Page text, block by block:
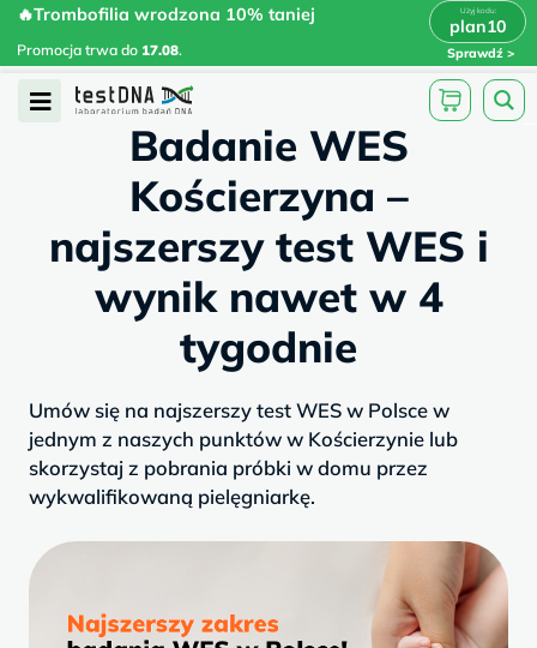
Skip
content
🔥Trombofilia wrodzona 10% taniej
Promocja trwa do 17.08.
plan10
Sprawdź
🔥Trombofilia wrodzona 10% taniej
plan10 x
Open
testdna.pl
Badanie WES
Kościerzyna –
najszerszy test WES i
wynik nawet w 4
tygodnie
Umów się na najszerszy test WES w Polsce w
jednym z naszych punktów w Kościerzynie lub
skorzystaj z pobrania próbki w domu przez
wykwalifikowaną pielęgniarkę.